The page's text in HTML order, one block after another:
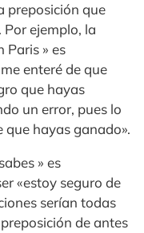
preposición que
ejemplo, la
Paris » es
enteré de que
que hayas
un error, pues lo
que hayas ganado».
» es
«estoy seguro de
serían todas
de antes